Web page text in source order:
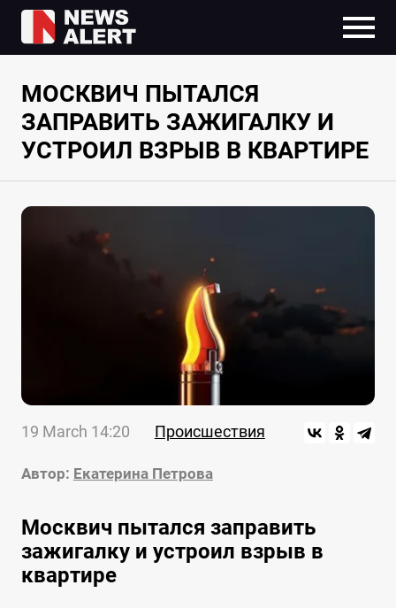
МОСКВИЧ ПЫТАЛСЯ
ЗАПРАВИТЬ ЗАЖИГАЛКУ И
УСТРОИЛ ВЗРЫВ В КВАРТИРЕ
19 March 14:20 Происшествия
Автор: Екатерина Петрова
Москвич пытался заправить
зажигалку и устроил взрыв в
квартире